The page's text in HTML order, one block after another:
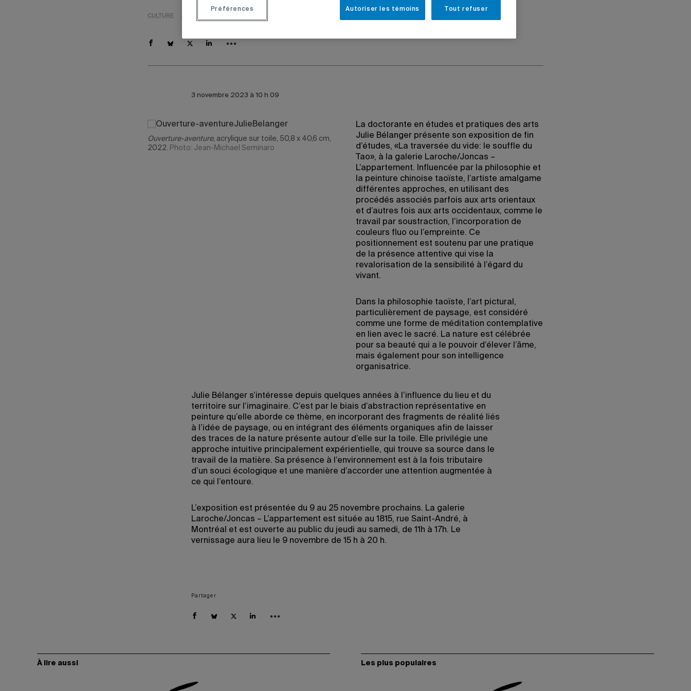
CULTURE
3 novembre 2023 à 10 h 09
Ouverture-aventure, acrylique sur toile, 50,8 x 40,6 cm,
2022. Photo: Jean-Michael Seminaro
La doctorante en études et pratiques des arts
Julie Bélanger présente son exposition de fin
d’études, «La traversée du vide: le souffle du
Tao», à la galerie Laroche/Joncas –
L’appartement. Influencée par la philosophie et
la peinture chinoise taoïste, l’artiste amalgame
différentes approches, en utilisant des
procédés associés parfois aux arts orientaux
et d’autres fois aux arts occidentaux, comme le
travail par soustraction, l’incorporation de
couleurs fluo ou l’empreinte. Ce
positionnement est soutenu par une pratique
de la présence attentive qui vise la
revalorisation de la sensibilité à l’égard du
vivant.
Dans la philosophie taoïste, l’art pictural,
particulièrement de paysage, est considéré
comme une forme de méditation contemplative
en lien avec le sacré. La nature est célébrée
pour sa beauté qui a le pouvoir d’élever l’âme,
mais également pour son intelligence
organisatrice.
Julie Bélanger s’intéresse depuis quelques années à l’influence du lieu et du
territoire sur l’imaginaire. C’est par le biais d’abstraction représentative en
peinture qu’elle aborde ce thème, en incorporant des fragments de réalité liés
à l’idée de paysage, ou en intégrant des éléments organiques afin de laisser
des traces de la nature présente autour d’elle sur la toile. Elle privilégie une
approche intuitive principalement expérientielle, qui trouve sa source dans le
travail de la matière. Sa présence à l’environnement est à la fois tributaire
d’un souci écologique et une manière d’accorder une attention augmentée à
ce qui l’entoure.
L’exposition est présentée du 9 au 25 novembre prochains. La galerie
Laroche/Joncas – L’appartement est située au 1815, rue Saint-André, à
Montréal et est ouverte au public du jeudi au samedi, de 11h à 17h. Le
vernissage aura lieu le 9 novembre de 15 h à 20 h.
Partager
À lire aussi Les plus populaires
Tout refuser
Autoriser les témoins
Préférences